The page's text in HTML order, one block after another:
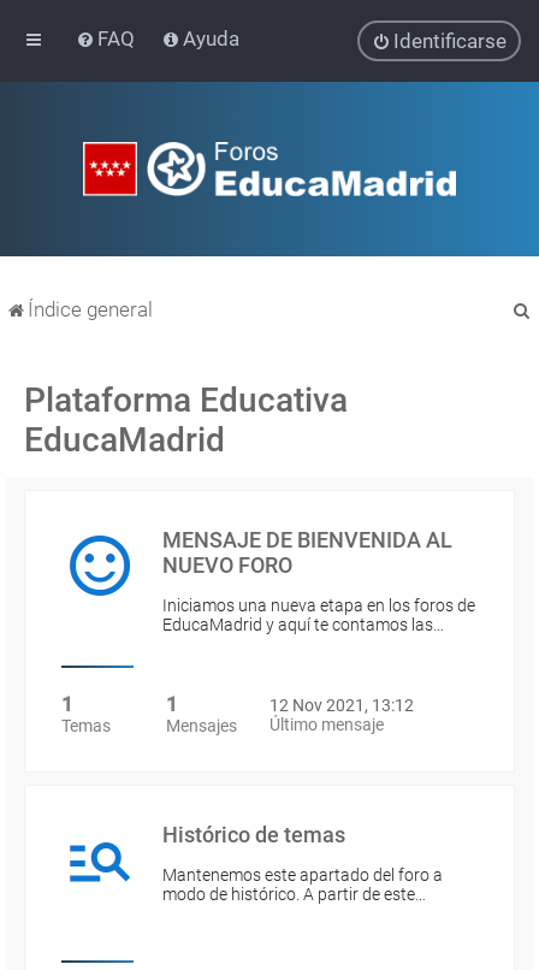
FAQ Ayuda Identificarse
Índice general
Plataforma Educativa
EducaMadrid
MENSAJE DE BIENVENIDA AL
NUEVO FORO
Iniciamos una nueva etapa en los foros de
EducaMadrid y aquí te contamos las…
1
Temas
1
Mensajes
12 Nov 2021, 13:12
Último mensaje
Histórico de temas
Mantenemos este apartado del foro a
modo de histórico. A partir de este…